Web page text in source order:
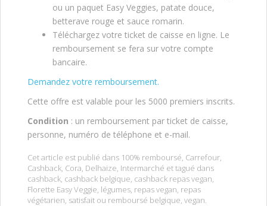
ou un paquet Easy Veggies, patate douce,
betterave rouge et sauce romarin.
Téléchargez votre ticket de caisse en ligne. Le
remboursement se fera sur votre compte
bancaire.
Demandez votre remboursement.
Cette offre est valable pour les 5000 premiers inscrits.
Condition : un remboursement par ticket de caisse,
personne, numéro de téléphone et e-mail.
Cet article est publié dans 100% remboursé, Carrefour,
Cashback, Cora, Delhaize, Intermarché et tagué dans
cashback, cashback belgique, cashback repas vegan,
Florette Easy Veggie, légumes, repas vegan, repas
végétarien, satisfait ou remboursé belgique, vegan.